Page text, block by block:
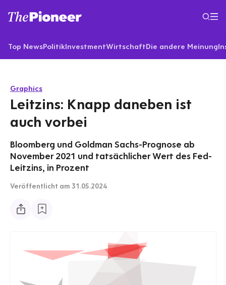
Top NewsPolitikInvestmentWirtschaftDie andere Meinung
Graphics
Leitzins: Knapp daneben ist
auch vorbei
Bloomberg und Goldman Sachs-Prognose ab
November 2021 und tatsächlicher Wert des Fed-
Leitzins, in Prozent
Veröffentlicht am 31.05.2024